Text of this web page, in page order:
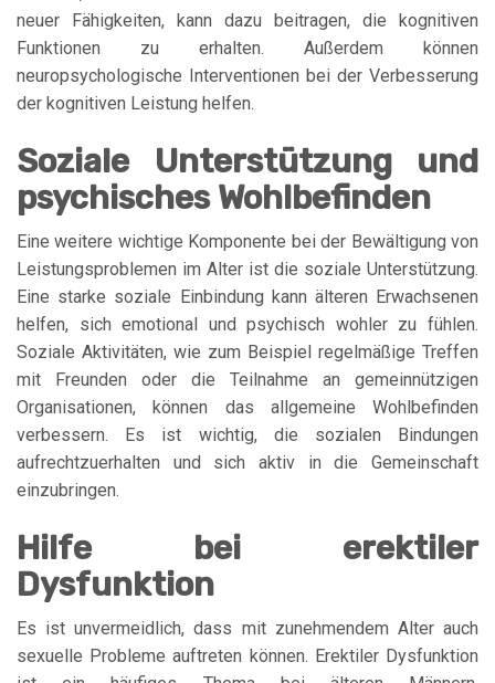
neuer Fähigkeiten, kann dazu beitragen, die kognitiven
Funktionen zu erhalten. Außerdem können
neuropsychologische Interventionen bei der Verbesserung
der kognitiven Leistung helfen.
Soziale Unterstützung und
psychisches Wohlbefinden
Eine weitere wichtige Komponente bei der Bewältigung von
Leistungsproblemen im Alter ist die soziale Unterstützung.
Eine starke soziale Einbindung kann älteren Erwachsenen
helfen, sich emotional und psychisch wohler zu fühlen.
Soziale Aktivitäten, wie zum Beispiel regelmäßige Treffen
mit Freunden oder die Teilnahme an gemeinnützigen
Organisationen, können das allgemeine Wohlbefinden
verbessern. Es ist wichtig, die sozialen Bindungen
aufrechtzuerhalten und sich aktiv in die Gemeinschaft
einzubringen.
Hilfe bei erektiler
Dysfunktion
Es ist unvermeidlich, dass mit zunehmendem Alter auch
sexuelle Probleme auftreten können. Erektiler Dysfunktion